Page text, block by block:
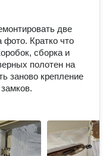
две
Кратко что
сборка и
полотен на
заново крепление